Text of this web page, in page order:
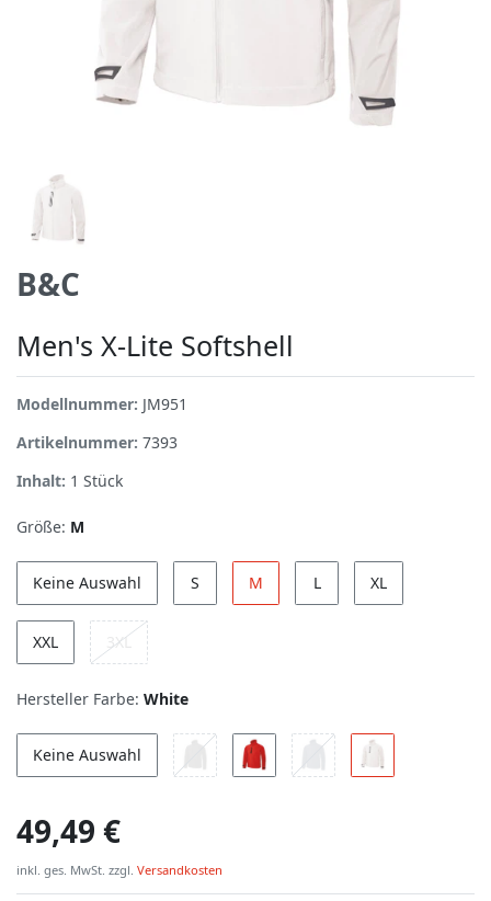
B&C
Men's X-Lite Softshell
Modellnummer: JM951
Artikelnummer: 7393
Inhalt: 1 Stück
Größe: M
Keine Auswahl S M L XL
XXL 3XL
Hersteller Farbe: White
Keine Auswahl
49,49 €
inkl. ges. MwSt. zzgl. Versandkosten